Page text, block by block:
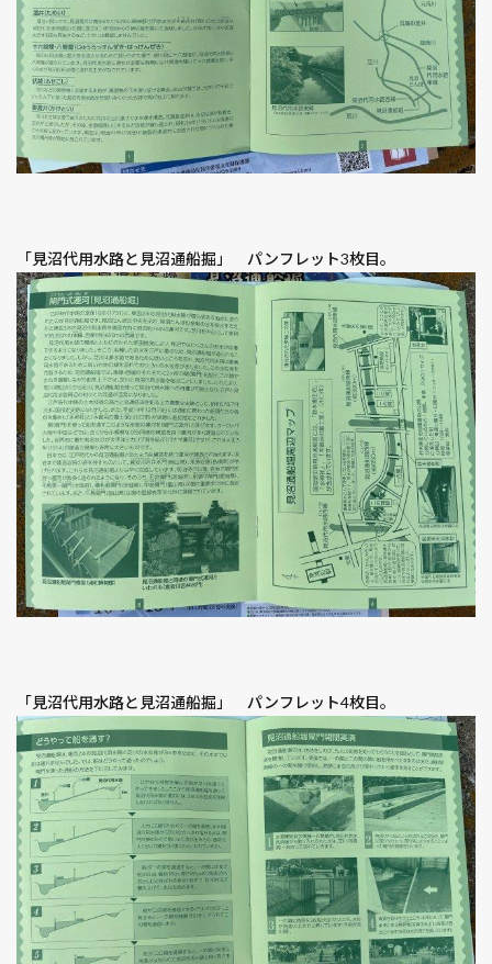
「見沼代用水路と見沼通船掘」 パンフレット3枚目。
「見沼代用水路と見沼通船掘」 パンフレット4枚目。